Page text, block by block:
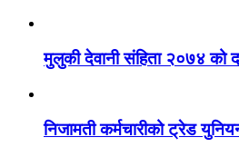
मुलुकी देवानी संहिता २०७४ को
निजामती कर्मचारीको ट्रेड